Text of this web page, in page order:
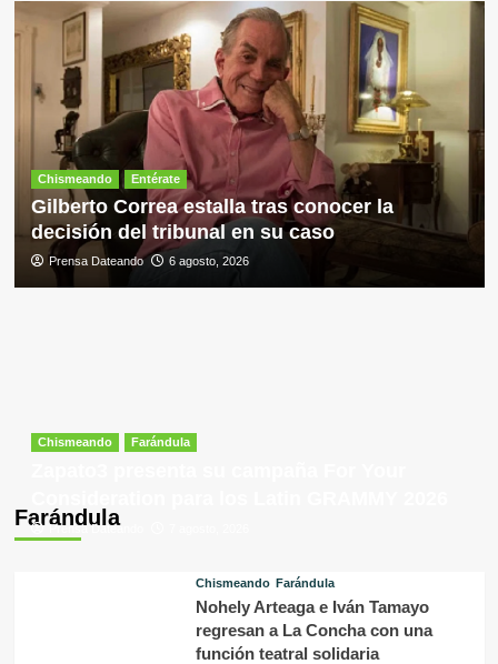
Chismeando Entérate
Gilberto Correa estalla tras conocer la
decisión del tribunal en su caso
Prensa Dateando 6 agosto, 2026
Farándula
Chismeando Farándula
Prensa Dateando
Chismeando Farándula
Nohely Arteaga e Iván Tamayo
regresan a La Concha con una
función teatral solidaria